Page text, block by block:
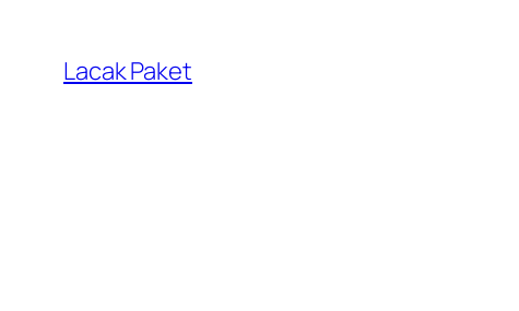
konten
Lacak Paket